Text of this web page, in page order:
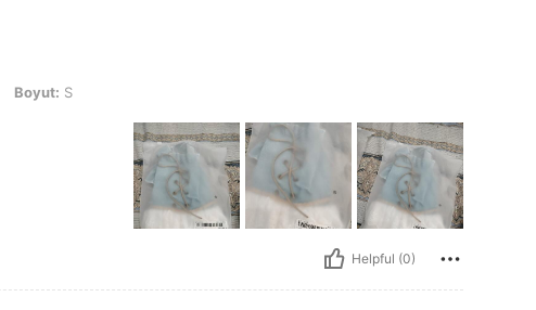
Boyut: S
Helpful (0)